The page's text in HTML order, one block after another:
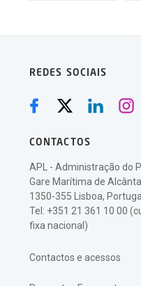
REDES SOCIAIS
CONTACTOS
APL - Administração do
Gare Marítima de
1350-355 Lisboa, Portugal
Tel: +351 21 361 10 00
fixa nacional)
Contactos e acessos